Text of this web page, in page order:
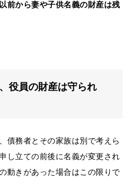
前から妻や子供名義の財産は残
役員の財産は守られ
債務者とその家族は別で考えら
し立ての前後に名義が変更され
動きがあった場合はこの限りで